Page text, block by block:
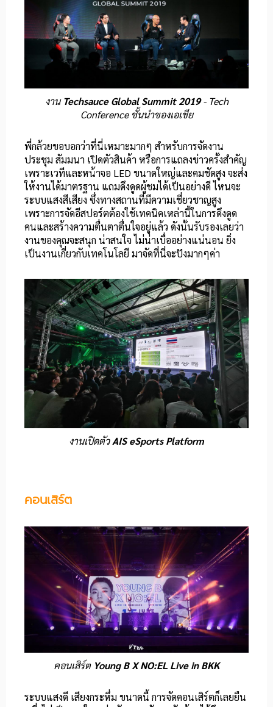
งานTechsauce Global Summit 2019- Tech
Conference ชั้นนำของเอเชีย
พี่กล้วยขอบอกว่าที่นี่เหมาะมากๆ สำหรับการจัดงาน
ประชุม สัมมนา เปิดตัวสินค้า หรือการแถลงข่าวครั้งสำคัญ
เพราะเวทีและหน้าจอ LED ขนาดใหญ่และคมชัดสูง จะส่ง
ให้งานได้มาตรฐาน แถมดึงดูดผู้ชมได้เป็นอย่างดี ไหนจะ
ระบบแสงสีเสียง ซึ่งทางสถานที่มีความเชี่ยวชาญสูง
เพราะการจัดอีสปอร์ตต้องใช้เทคนิคเหล่านี้ในการดึงดูด
คนและสร้างความตื่นตาตื่นใจอยู่แล้ว ดังนั้นรับรองเลยว่า
งานของคุณจะสนุก น่าสนใจ ไม่น่าเบื่ออย่างแน่นอน ยิ่ง
เป็นงานเกี่ยวกับเทคโนโลยี มาจัดที่นี่จะปังมากๆค่า
งานเปิดตัวAIS eSports Platform
คอนเสิร์ต
คอนเสิร์ตYoung B X NO:EL Live in BKK
ระบบแสงดี เสียงกระหึ่ม ขนาดนี้ การจัดคอนเสิร์ตก็เลยยืน